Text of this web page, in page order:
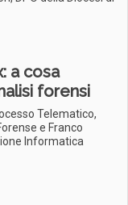
a cosa
forensi
Telematico,
e Franco
Informatica